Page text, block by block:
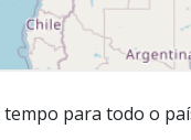
tempo para todo o